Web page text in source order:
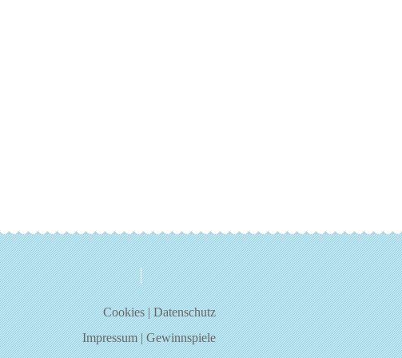
über uns kontakt
Cookies|Datenschutz
Impressum|Gewinnspiele